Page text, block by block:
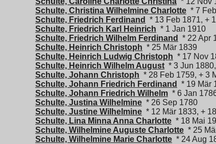
Schulte, Christina Wilhelmine Charlotte * 7
Schulte, Friedrich Ferdinand
* 13 Feb 1871, +
Schulte, Friedrich Karl Heinrich * 1 Jan 1910
Schulte, Friedrich Wilhelm Ferdinand
* 22 Apr
Schulte, Heinrich Christoph * 25 Mär 1839
Schulte, Heinrich Ludwig Christoph * 17 Nov
Schulte, Heinrich Wilhelm August * 3 Jun
Schulte, Johann Christoph * 28 Feb 1759, + 3
Schulte, Johann Friedrich Ferdinand
* 19 Mär
Schulte, Johann Friedrich Wilhelm * 6 Jan
Schulte, Justina Wilhelmine * 26 Sep 1780
Schulte, Justine Wilhelmine * 12 Mär 1833, +
Schulte, Lina Minna Anna Charlotte * 18 Mai
Schulte, Wilhelmine Auguste Charlotte * 25
Schulte, Wilhelmine Marie Charlotte * 24 Aug